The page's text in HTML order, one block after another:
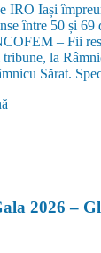
IRO Iași
între 50 și
– Fii
la
Sărat.
2026 –